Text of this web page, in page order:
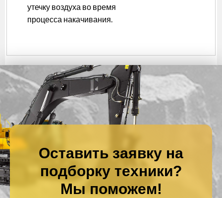
утечку воздуха во время
процесса накачивания.
Оставить заявку на
подборку техники?
Мы поможем!